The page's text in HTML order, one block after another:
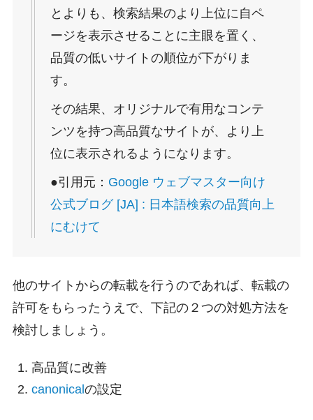
とよりも、検索結果のより上位に自ペ
ージを表示させることに主眼を置く、
品質の低いサイトの順位が下がりま
す。
その結果、オリジナルで有用なコンテ
ンツを持つ高品質なサイトが、より上
位に表示されるようになります。
●引用元： Google ウェブマスター向け
公式ブログ [JA] : 日本語検索の品質向上
にむけて
他のサイトからの転載を行うのであれば、転載の
許可をもらったうえで、下記の２つの対処方法を
検討しましょう。
高品質に改善
canonicalの設定